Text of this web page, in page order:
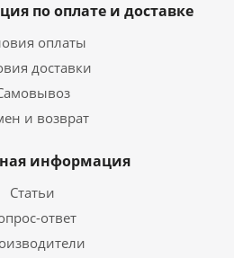
по оплате и доставке
оплаты
доставки
и возврат
информация
Статьи
ответ